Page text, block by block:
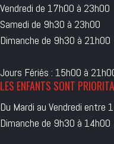
Vendredi de 17h00 à 23h00
Samedi de 9h30 à 23h00
Dimanche de 9h30 à 21h00
Jours Fériés : 15h00 à
LES ENFANTS SONT
Du Mardi au Vendredi entre
Dimanche de 9h30 à 14h00